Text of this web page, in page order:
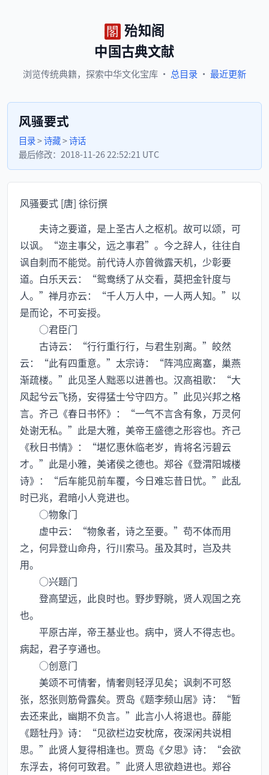
殆知阁
中国古典文献
浏览传统典籍， 探索中华文化宝库 · 总目录 · 最近更新
风骚要式
目录>诗藏>诗话
最后修改： 2018-11-26 22:52:21 UTC
风骚要式 [唐] 徐衍撰
夫诗之要道，是上圣古人之枢机。故可以颂，可
以讽。“迩主事父，远之事君”。今之辞人，往往自
讽自刺而不能觉。前代诗人亦曾微露天机，少彰要
道。白乐天云：“鸳鸯绣了从交看，莫把金针度与
人。”禅月亦云：“千人万人中，一人两人知。”以
是而论，不可妄授。
○君臣门
古诗云：“行行重行行，与君生别离。”皎然
云：“此有四重意。”太宗诗：“阵鸿应离塞，巢燕
渐疏楼。”此见圣人黜恶以进善也。汉高祖歌：“大
风起兮云飞扬，安得猛士兮守四方。”此见兴邦之格
言。齐己《春日书怀》：“一气不言含有象，万灵何
处谢无私。”此是大雅，美帝王盛德之形容也。齐己
《秋日书情》：“堪忆惠休临老岁，肯将名污碧云
才。”此是小雅，美诸侯之德也。郑谷《登渭阳城楼
诗》：“后车能见前车覆，今日难忘昔日忧。”此乱
时已兆，君暗小人竞进也。
○物象门
虚中云：“物象者，诗之至要。”苟不体而用
之，何异登山命舟，行川索马。虽及其时，岂及共
用。
○兴题门
登高望远，此良时也。野步野眺，贤人观国之充
也。
平原古岸，帝王基业也。病中，贤人不得志也。
病起，君子亨通也。
○创意门
美颂不可情奢，情奢则轻浮见矣；讽刺不可怒
张，怒张则筋骨露矣。贾岛《题李频山居》诗：“暂
去还来此，幽期不负言。”此言小人将退也。薛能
《题牡丹》诗：“见欲栏边安枕席，夜深闲共说相
思。”此贤人复得相逢也。贾岛《夕思》诗：“会欲
东浮去，将何可致君。”此贤人思欲趋进也。郑谷